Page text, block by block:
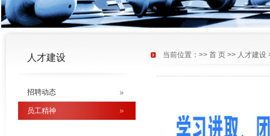
人才建设
招聘动态
员工精神
当前位置：>> 首 页 >> 人才建设